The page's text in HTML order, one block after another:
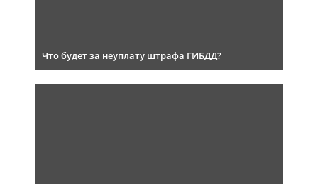
Что будет за неуплату штрафа ГИБДД?